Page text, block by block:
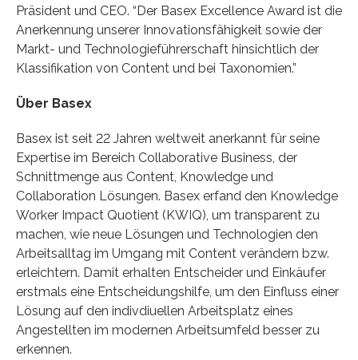
Präsident und CEO. “Der Basex Excellence Award ist die
Anerkennung unserer Innovationsfähigkeit sowie der
Markt- und Technologieführerschaft hinsichtlich der
Klassifikation von Content und bei Taxonomien.”
Über Basex
Basex ist seit 22 Jahren weltweit anerkannt für seine
Expertise im Bereich Collaborative Business, der
Schnittmenge aus Content, Knowledge und
Collaboration Lösungen. Basex erfand den Knowledge
Worker Impact Quotient (KWIQ), um transparent zu
machen, wie neue Lösungen und Technologien den
Arbeitsalltag im Umgang mit Content verändern bzw.
erleichtern. Damit erhalten Entscheider und Einkäufer
erstmals eine Entscheidungshilfe, um den Einfluss einer
Lösung auf den indivdiuellen Arbeitsplatz eines
Angestellten im modernen Arbeitsumfeld besser zu
erkennen.